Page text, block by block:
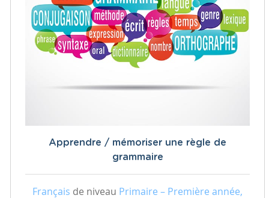
Apprendre / mémoriser une règle de
grammaire
Français de niveau Primaire – Première année,